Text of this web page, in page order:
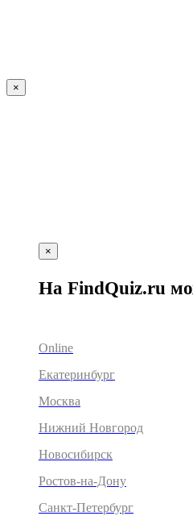
×
×
На FindQuiz.ru
Online
Екатеринбург
Москва
Нижний Новгород
Новосибирск
Ростов-на-Дону
Санкт-Петербург